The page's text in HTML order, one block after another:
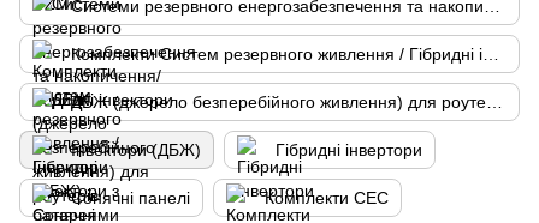
Інвектори (ДБЖ) Гібридні інвертори
Сонячні панелі Комплекти СЕС